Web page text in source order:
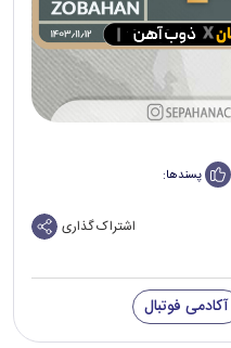
پسندها:
اشتراک گذاری
آکادمی فوتبال